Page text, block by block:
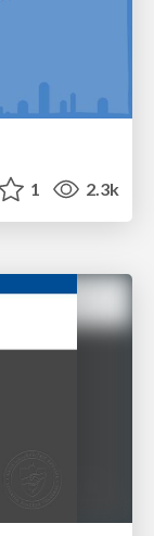
1 2.3k